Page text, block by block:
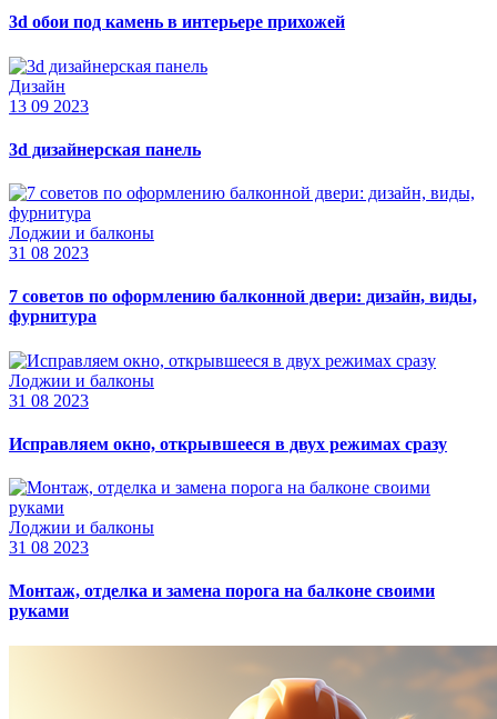
3d обои под камень в интерьере прихожей
Дизайн
13 09 2023
3d дизайнерская панель
Лоджии и балконы
31 08 2023
7 советов по оформлению балконной двери: дизайн, виды,
фурнитура
Лоджии и балконы
31 08 2023
Исправляем окно, открывшееся в двух режимах сразу
Лоджии и балконы
31 08 2023
Монтаж, отделка и замена порога на балконе своими
руками